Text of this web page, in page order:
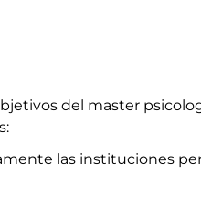
del master
las instituciones